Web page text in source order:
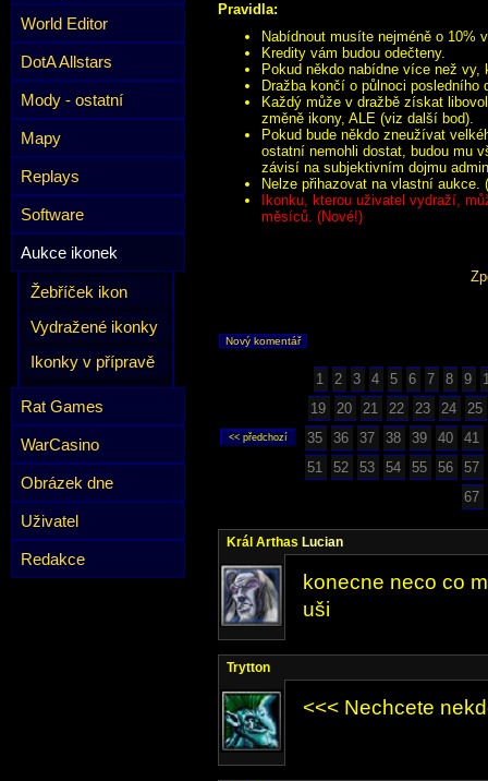
World Editor
DotA Allstars
Mody - ostatní
Mapy
Replays
Software
Aukce ikonek
Žebříček ikon
Vydražené ikonky
Ikonky v přípravě
Rat Games
WarCasino
Obrázek dne
Uživatel
Redakce
Pravidla:
Nabídnout musíte nejméně o
Kredity vám budou odečteny.
Pokud někdo nabídne více než
Dražba končí o půlnoci posledního
Každý může v dražbě získat
změně ikony, ALE (viz další bod).
Pokud bude někdo zneužívat
ostatní nemohli dostat, budou mu
závisí na subjektivním dojmu
Nelze přihazovat na vlastní aukce.
Ikonku, kterou uživatel vydraží,
měsíců. (Nové!)
Nový komentář
1 2 3 4 5 6 7 8 9
19
20 21 22 23 24
25
35
36 37 38 39 40
41
51
52 53 54 55 56
57
67
Král Arthas Lucian
konecne neco co
uši
Trytton
<<< Nechcete